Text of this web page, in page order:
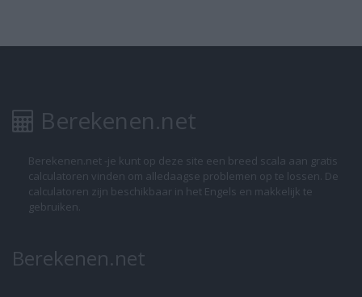
Berekenen.net
Berekenen.net -je kunt op deze site een breed scala aan gratis
calculatoren vinden om alledaagse problemen op te lossen. De
calculatoren zijn beschikbaar in het Engels en makkelijk te
gebruiken.
Berekenen.net